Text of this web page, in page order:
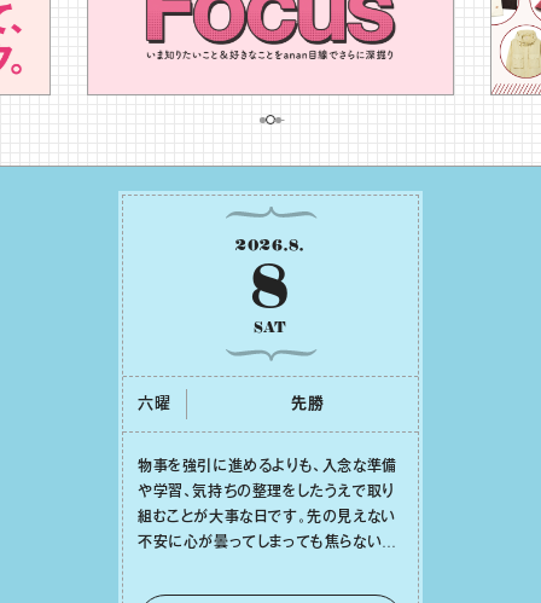
2026.8.
8
SAT
六曜 先勝
物事を強引に進めるよりも、⼊念な準備
や学習、気持ちの整理をしたうえで取り
組むことが⼤事な⽇です。先の⾒えない
不安に⼼が曇ってしまっても焦らない
⾝や疲れていそうな⼈をいたわることに